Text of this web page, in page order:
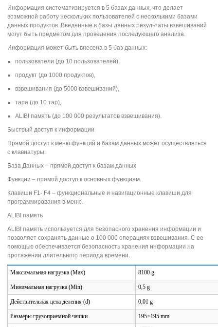
Информация систематизируется в 5 базах данных, что делает
возможной работу нескольких пользователей с несколькими базами
данных продуктов. Введенные в базы данных результаты взвешиваний
могут быть предметом для проведения последующего анализа.
Информация может быть внесена в 5 баз данных:
пользователи (до 10 пользователей),
продукт (до 1000 продуктов),
взвешивания (до 5000 взвешиваний),
тара (до 10 тар),
ALIBI память (до 100 000 результатов взвешивания).
Быстрый доступ к информации
Прямой доступ к меню функций и базам данных может осуществляться
с клавиатуры.
База Данных – прямой доступ к базам данных
Функции – прямой доступ к основных функциям.
Клавиши F1- F4 – функциональные и навигационные клавиши для
программирования в меню.
ALIBI память
ALIBI память используется для безопасного хранения информации и
позволяет сохранять данные о 100 000 операциях взвешивания. С ее
помощью обеспечивается безопасность хранения информации на
протяжении длительного периода времени.
Максимальная нагрузка (Max) 8100 g
Минимальная нагрузка (Min) 0,5 g
Действительная цена деления (d) 0,01 g
Размеры грузоприемной чашки 195×195 mm